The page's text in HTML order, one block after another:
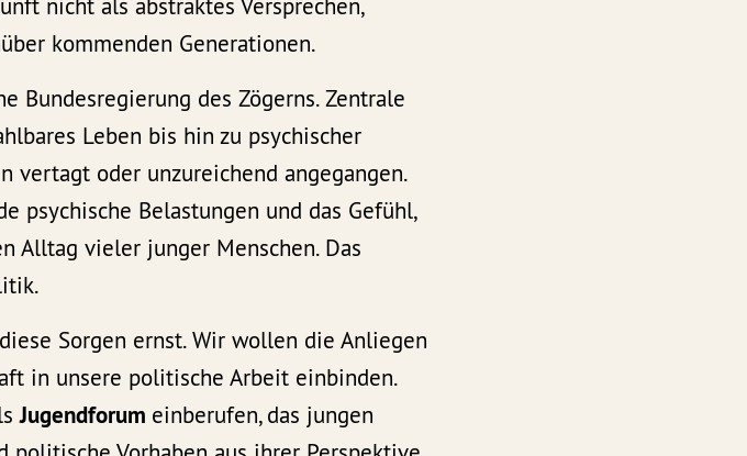
kommenden Generationen.
Bundesregierung des Zögerns. Zentrale
Leben bis hin zu psychischer
vertagt oder unzureichend angegangen.
psychische Belastungen und das Gefühl,
Alltag vieler junger Menschen. Das
Sorgen ernst. Wir wollen die Anliegen
in unsere politische Arbeit einbinden.
Jugendforum einberufen, das jungen